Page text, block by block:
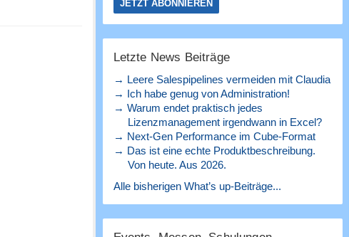
Letzte News Beiträge
→ Leere Salespipelines vermeiden mit Claudia
→ Ich habe genug von Administration!
→ Warum endet praktisch jedes
Lizenzmanagement irgendwann in Excel?
→ Next-Gen Performance im Cube-Format
→ Das ist eine echte Produktbeschreibung.
Von heute. Aus 2026.
Alle bisherigen What’s up-Beiträge...